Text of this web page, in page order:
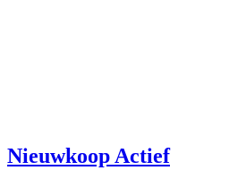
Nieuwkoop Actief